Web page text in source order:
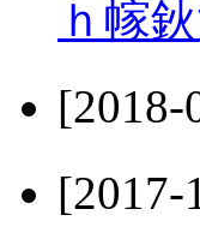
ｈ幏
[2018-
[2017-